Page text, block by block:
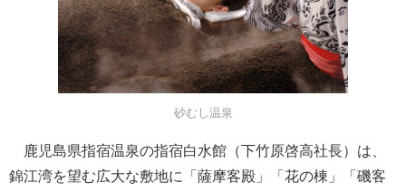
砂むし温泉
鹿児島県指宿温泉の指宿白水館（下竹原啓高社長）は、
錦江湾を望む広大な敷地に「薩摩客殿」「花の棟」「磯客